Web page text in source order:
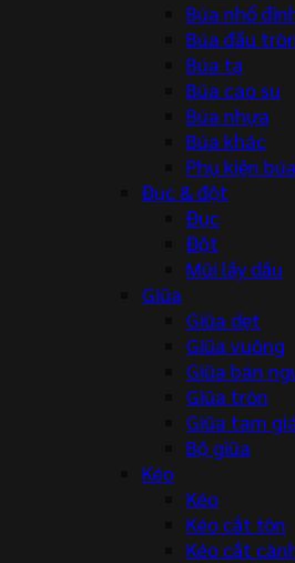
Búa nhổ
Búa đầu
Búa tạ
Búa cao su
Búa nhựa
Búa khác
Phụ kiện búa
Đục & đột
Đục
Đột
Mũi lấy dấu
Giũa
Giũa dẹt
Giũa vuông
Giũa bán
Giũa tròn
Giũa tam
Bộ giũa
Kéo
Kéo
Kéo cắt tôn
Kéo cắt